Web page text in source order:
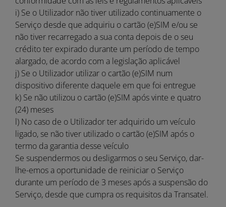
i) Se o Utilizador não tiver utilizado continuamente o
Serviço desde que adquiriu o cartão (e)SIM e/ou se
não tiver recarregado a sua conta depois de o seu
crédito ter expirado durante um período de tempo
alargado, de acordo com a legislação aplicável
j) Se o Utilizador utilizar o cartão (e)SIM num
dispositivo diferente daquele em que foi entregue
k) Se não utilizou o cartão (e)SIM após vinte e quatro
(24) meses
l) No caso de o Utilizador ter adquirido um veículo
ligado, se não tiver utilizado o cartão (e)SIM após o
termo da garantia desse veículo
Se suspendermos ou desligarmos o seu Serviço, dar-
lhe-emos a oportunidade de reiniciar o Serviço
durante um período de 3 meses após a suspensão do
Serviço, desde que cumpra os requisitos da Transatel.